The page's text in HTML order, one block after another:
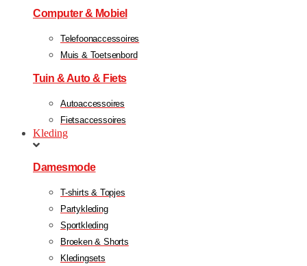
Computer & Mobiel
Telefoonaccessoires
Muis & Toetsenbord
Tuin & Auto & Fiets
Autoaccessoires
Fietsaccessoires
Kleding
Damesmode
T-shirts & Topjes
Partykleding
Sportkleding
Broeken & Shorts
Kledingsets